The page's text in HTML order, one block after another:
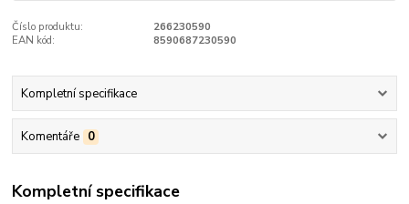
Číslo produktu:
266230590
EAN kód:
8590687230590
Kompletní specifikace
Komentáře 0
Kompletní specifikace